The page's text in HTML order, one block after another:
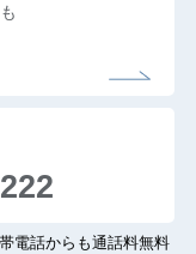
電話からも通話料無料